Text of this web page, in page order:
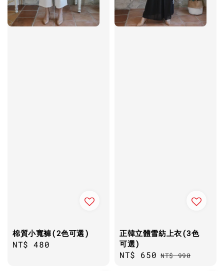
棉質小寬褲(2色可選)
Regular
NT$ 480
正韓立體雪紡上衣(3色
可選)
Sale
NT$ 650 Regular
NT$ 990